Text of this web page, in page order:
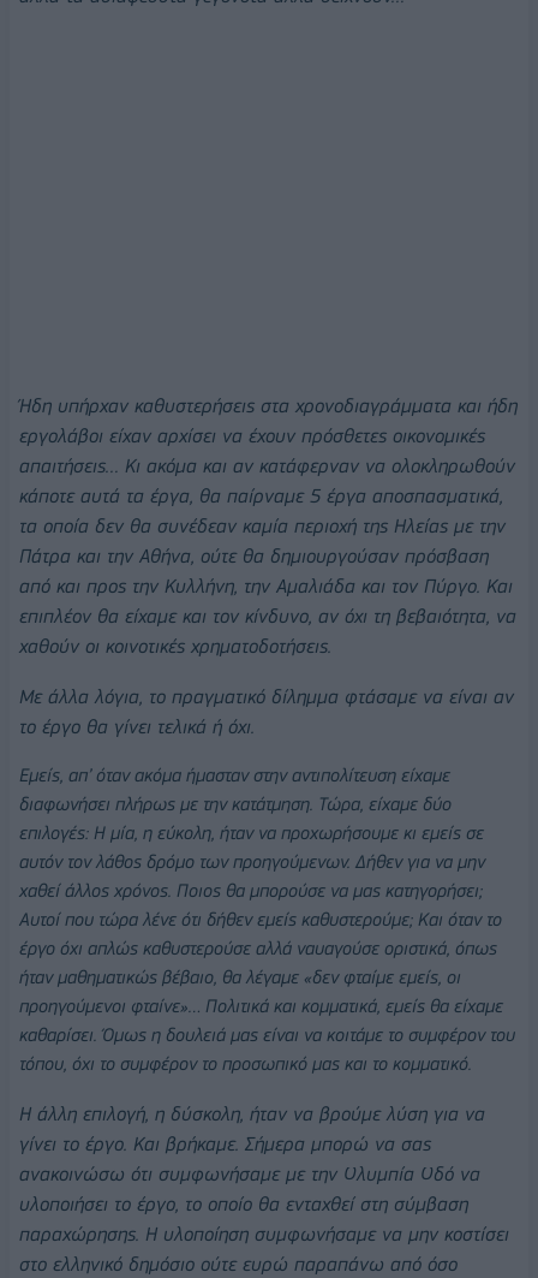
Ήδη υπήρχαν καθυστερήσεις στα χρονοδιαγράμματα και ήδη
εργολάβοι είχαν αρχίσει να έχουν πρόσθετες οικονομικές
απαιτήσεις… Κι ακόμα και αν κατάφερναν να ολοκληρωθούν
κάποτε αυτά τα έργα, θα παίρναμε 5 έργα αποσπασματικά,
τα οποία δεν θα συνέδεαν καμία περιοχή της Ηλείας με την
Πάτρα και την Αθήνα, ούτε θα δημιουργούσαν πρόσβαση
από και προς την Κυλλήνη, την Αμαλιάδα και τον Πύργο. Και
επιπλέον θα είχαμε και τον κίνδυνο, αν όχι τη βεβαιότητα, να
χαθούν οι κοινοτικές χρηματοδοτήσεις.
Με άλλα λόγια, το πραγματικό δίλημμα φτάσαμε να είναι αν
το έργο θα γίνει τελικά ή όχι.
Εμείς, απ’ όταν ακόμα ήμασταν στην αντιπολίτευση είχαμε
διαφωνήσει πλήρως με την κατάτμηση. Τώρα, είχαμε δύο
επιλογές: Η μία, η εύκολη, ήταν να προχωρήσουμε κι εμείς σε
αυτόν τον λάθος δρόμο των προηγούμενων. Δήθεν για να μην
χαθεί άλλος χρόνος. Ποιος θα μπορούσε να μας κατηγορήσει;
Αυτοί που τώρα λένε ότι δήθεν εμείς καθυστερούμε; Και όταν το
έργο όχι απλώς καθυστερούσε αλλά ναυαγούσε οριστικά, όπως
ήταν μαθηματικώς βέβαιο, θα λέγαμε «δεν φταίμε εμείς, οι
προηγούμενοι φταίνε»… Πολιτικά και κομματικά, εμείς θα είχαμε
καθαρίσει. Όμως η δουλειά μας είναι να κοιτάμε το συμφέρον του
τόπου, όχι το συμφέρον το προσωπικό μας και το κομματικό.
Η άλλη επιλογή, η δύσκολη, ήταν να βρούμε λύση για να
γίνει το έργο. Και βρήκαμε. Σήμερα μπορώ να σας
ανακοινώσω ότι συμφωνήσαμε με την Ολυμπία Οδό να
υλοποιήσει το έργο, το οποίο θα ενταχθεί στη σύμβαση
παραχώρησης. Η υλοποίηση συμφωνήσαμε να μην κοστίσει
στο ελληνικό δημόσιο ούτε ευρώ παραπάνω από όσο